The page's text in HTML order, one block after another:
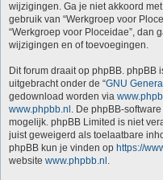
wijzigingen. Ga je niet akkoord
gebruik van “Werkgroep voor
“Werkgroep voor Ploceidae”, dan
wijzigingen en of toevoegingen.
Dit forum draait op phpBB.
uitgebracht onder de “GNU
gedownload worden via
www.phpbb.nl . De phpBB-
mogelijk. phpBB Limited is niet
juist geweigerd als toelaatbare
phpBB kun je vinden op https://
website www.phpbb.nl .